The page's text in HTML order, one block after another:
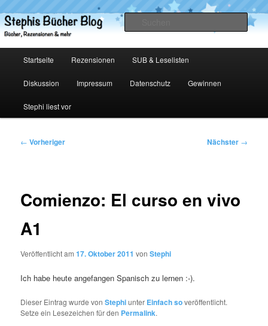
primären
Inhalt
Stephis Bücher Blog
Startseite Rezensionen SUB & Leselisten
Diskussion Impressum Datenschutz Gewinnen
Stephi liest vor
Beitragsnavigation
← Vorheriger Nächster →
Comienzo: El curso en vivo
A1
Veröffentlicht am17. Oktober 2011 vonStephi
Ich habe heute angefangen Spanisch zu lernen :-).
Dieser Eintrag wurde vonStephiunter Einfach soveröffentlicht.
Setze ein Lesezeichen für den Permalink.